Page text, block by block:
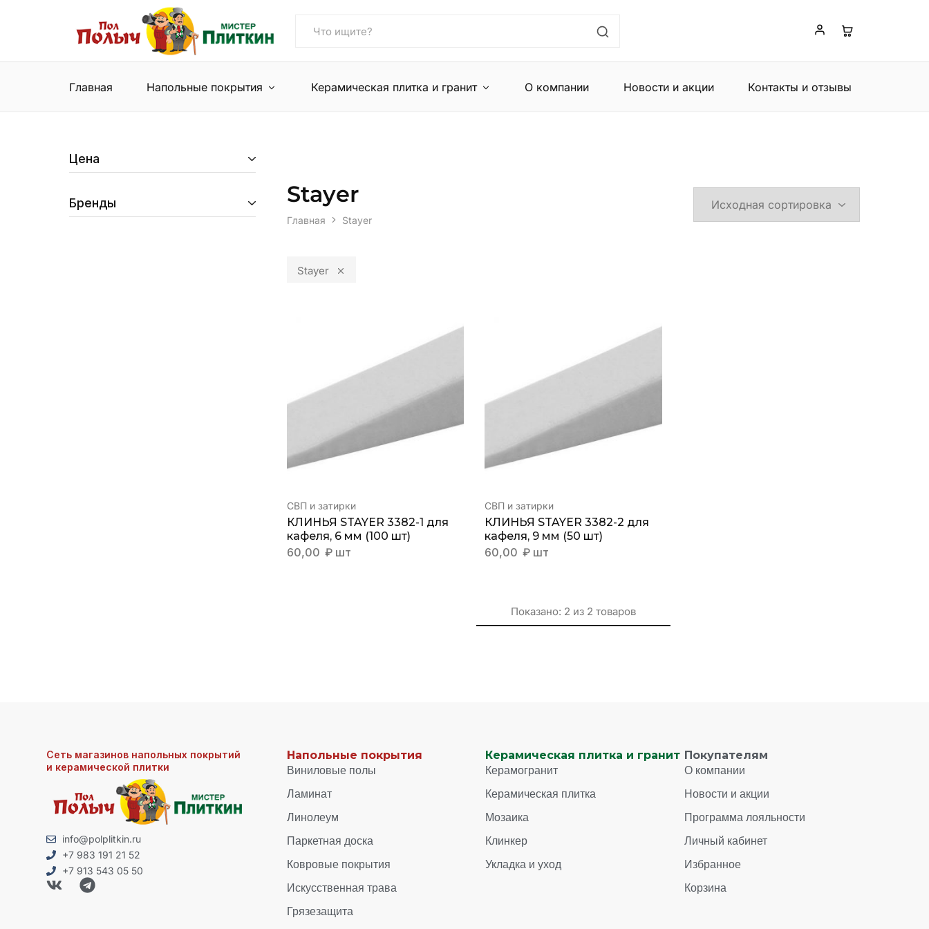
Пол
Полыч
Плиткин
Сеть
магазинов
и
керамической
Главная Напольные покрытия Керамическая плитка и гранит О компании Новости и акции Контакты и отзывы
Stayer
Главная Stayer
Stayer
СВП и затирки
КЛИНЬЯ STAYER 3382-1 для
кафеля, 6 мм (100 шт)
60,00 ₽ шт
СВП и затирки
КЛИНЬЯ STAYER 3382-2 для
кафеля, 9 мм (50 шт)
60,00 ₽ шт
Показано: 2 из 2 товаров
Цена
Бренды
Сеть магазинов напольных покрытий
и керамической плитки
info@polplitkin.ru
+7 983 191 21 52
+7 913 543 05 50
Напольные покрытия
Виниловые полы
Ламинат
Линолеум
Паркетная доска
Ковровые покрытия
Искусственная трава
Грязезащита
Керамическая плитка и гранит
Керамогранит
Керамическая плитка
Мозаика
Клинкер
Укладка и уход
Покупателям
О компании
Новости и акции
Программа лояльности
Личный кабинет
Избранное
Корзина